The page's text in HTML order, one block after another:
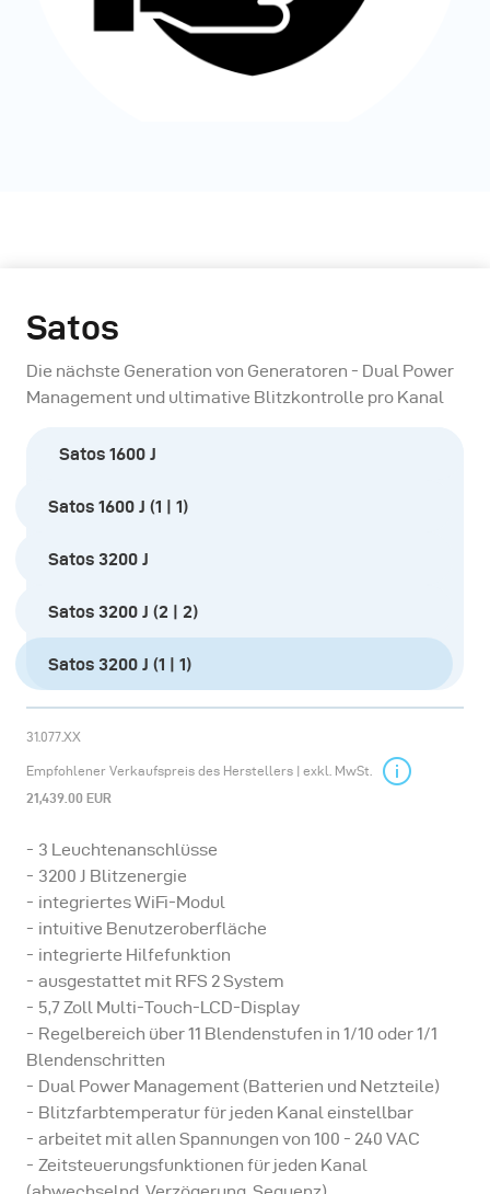
Satos
Die nächste Generation von Generatoren - Dual Power
Management und ultimative Blitzkontrolle pro Kanal
Satos 1600 J
Satos 1600 J (1 | 1)
Satos 3200 J
Satos 3200 J (2 | 2)
Satos 3200 J (1 | 1)
31.077.XX
Empfohlener Verkaufspreis des Herstellers | exkl. MwSt.
21,439.00 EUR
3 Leuchtenanschlüsse
3200 J Blitzenergie
integriertes WiFi-Modul
intuitive Benutzeroberfläche
integrierte Hilfefunktion
ausgestattet mit RFS 2 System
5,7 Zoll Multi-Touch-LCD-Display
Regelbereich über 11 Blendenstufen in 1/10 oder 1/1
Blendenschritten
Dual Power Management (Batterien und Netzteile)
Blitzfarbtemperatur für jeden Kanal einstellbar
arbeitet mit allen Spannungen von 100 - 240 VAC
Zeitsteuerungsfunktionen für jeden Kanal